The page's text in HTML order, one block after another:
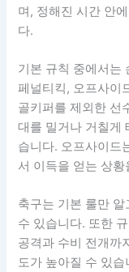
며, 정해진 시간 안
다.
기본 규칙 중에서는
페널티킥, 오프사이
골키퍼를 제외한 선
대를 밀거나 거칠게
습니다. 오프사이드
서 이득을 얻는 상
축구는 기본 룰만
수 있습니다. 또한
공격과 수비 전개까
도가 높아질 수 있